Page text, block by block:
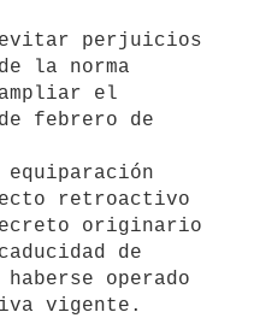
la norma
el
febrero de
retroactivo
originario
de
operado
vigente.